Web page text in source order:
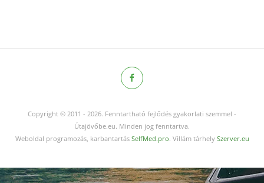
Copyright © 2011 - 2026. Fenntartható fejlődés gyakorlati szemmel -
Útajövőbe.eu. Minden jog fenntartva.
Weboldal programozás, karbantartás SelfMed.pro. Villám tárhely Szerver.eu